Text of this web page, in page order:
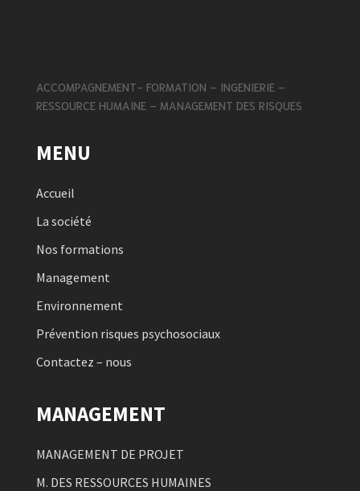
ACCOMPAGNEMENT- FORMATION – INGENIERIE –
RESSOURCE HUMAINE – MANAGEMENT DES RISQUES
MENU
Accueil
La société
Nos formations
Management
Environnement
Prévention risques psychosociaux
Contactez – nous
MANAGEMENT
MANAGEMENT DE PROJET
M. DES RESSOURCES HUMAINES